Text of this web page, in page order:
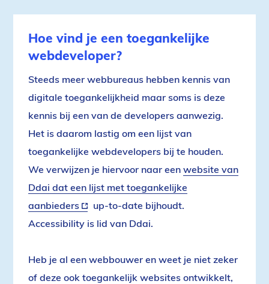
Hoe vind je een toegankelijke
webdeveloper?
Steeds meer webbureaus hebben kennis van
digitale toegankelijkheid maar soms is deze
kennis bij een van de developers aanwezig.
Het is daarom lastig om een lijst van
toegankelijke webdevelopers bij te houden.
We verwijzen je hiervoor naar eenwebsite van
Ddai dat een lijst met toegankelijke
aanbieders (externe
link)
up-to-date bijhoudt.
Accessibility is lid van Ddai.
Heb je al een webbouwer en weet je niet zeker
of deze ook toegankelijk websites ontwikkelt,